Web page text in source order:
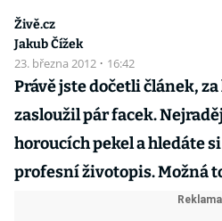
Živě.cz
Jakub Čížek
23. března 2012 · 16:42
Právě jste dočetli článek,
zasloužil pár facek.
horoucích pekel a hledáte
profesní životopis. Možná